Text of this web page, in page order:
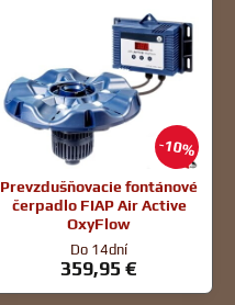
10%
Prevzdušňovacie fontánové
čerpadlo FIAP Air Active
OxyFlow
Do 14dní
359,95 €